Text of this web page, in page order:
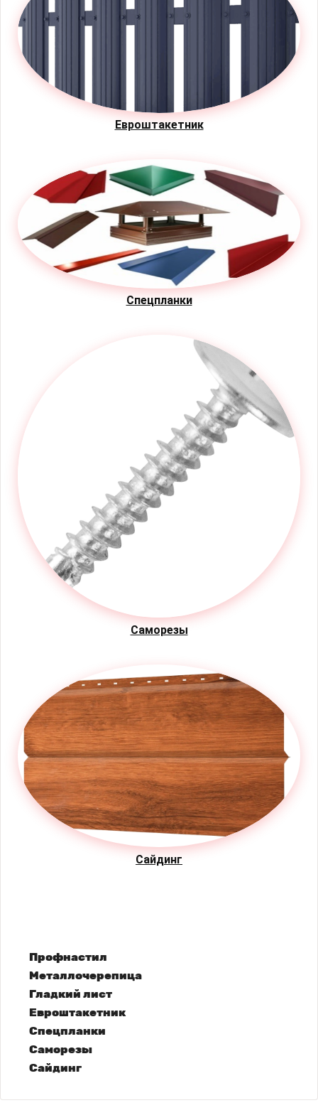
Профнастил
Металлочерепица
Гладкий лист
Евроштакетник
Спецпланки
Саморезы
Сайдинг
Евроштакетник
Спецпланки
Саморезы
Сайдинг